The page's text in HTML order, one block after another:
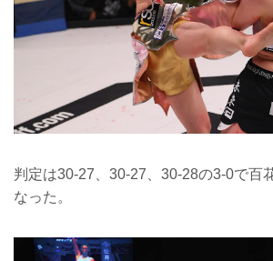
判定は30-27、30-27、30-28の3-0で百
なった。